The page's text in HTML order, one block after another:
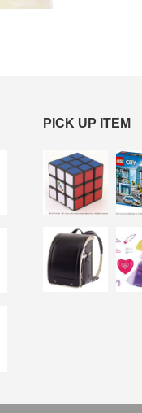
PICK UP ITEM